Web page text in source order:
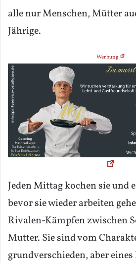
alle nur Menschen, Mütter
Jährige.
Werbung
Jeden Mittag kochen sie und
bevor sie wieder arbeiten
Rivalen-Kämpfen zwischen
Mutter. Sie sind vom
grundverschieden, aber